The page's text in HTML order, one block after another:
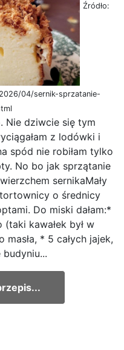
Źródło:
04/sernik-sprzatanie-
Nie dziwcie się tym
z lodówki i
spód nie robiłam tylko
No bo jak sprzątanie
sernikaMały
o średnicy
Do miski dałam:*
(taki kawałek był w
* 5 całych jajek,